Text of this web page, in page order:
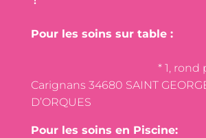
Pour les soins sur
* 1, rond
Carignans 34680 SAINT
D’ORQUES
Pour les soins en Piscine: